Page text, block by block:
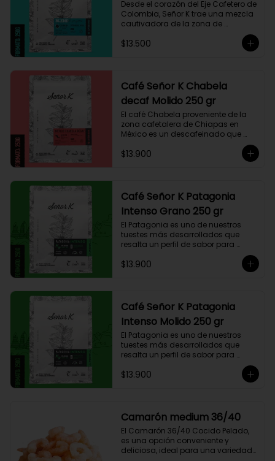
Desde el corazón del Eje Cafetero de
Colombia, Señor K trae una mezcla
cautivadora de la zona de
Manizales, entre 1.800 y 1.950 msnm.
La variedad es Castillo, que ha sido
trazas de chocolate. El tueste medio
permite degustar todos los sabores
complejos de este café
$13.500
Café Señor K Chabela
decaf Molido 250 gr
El café Chabela proveniente de la
zona cafetalera de Chiapas en
México es un descafeinado que
Este café se siembra cerca de la
fruto de su trabajo en el campo a
su madre, Chabela. Es un típica
descafeinado con agua, con
toques especiados y un cuerpo
cremoso, resaltan notas canela,
chocolate negro y lima, esto le
otorga una puntuación de 83,75. Si
buscas descansar de la cafeína,
esta es una exquisita alternativa
$13.900
Café Señor K Patagonia
Intenso Grano 250 gr
El Patagonia es uno de nuestros
tuestes más desarrollados que
resalta un perfil de sabor para
intenso único y con exquisito
Lo diseñamos intencionalmente
para resaltar la intensidad y
generar una gran sinergia si se
añade leche. Se trata de un Blend
con un rico sabor achocolatado.
$13.900
Café Señor K Patagonia
Intenso Molido 250 gr
El Patagonia es uno de nuestros
tuestes más desarrollados que
resalta un perfil de sabor para
intenso único y con exquisito
Lo diseñamos intencionalmente
para resaltar la intensidad y
generar una gran sinergia si se
añade leche. Se trata de un Blend
con un rico sabor achocolatado.
$13.900
Camarón medium 36/40
El Camarón 36/40 Cocido Pelado,
es una opción conveniente y
deliciosa, ideal para una variedad